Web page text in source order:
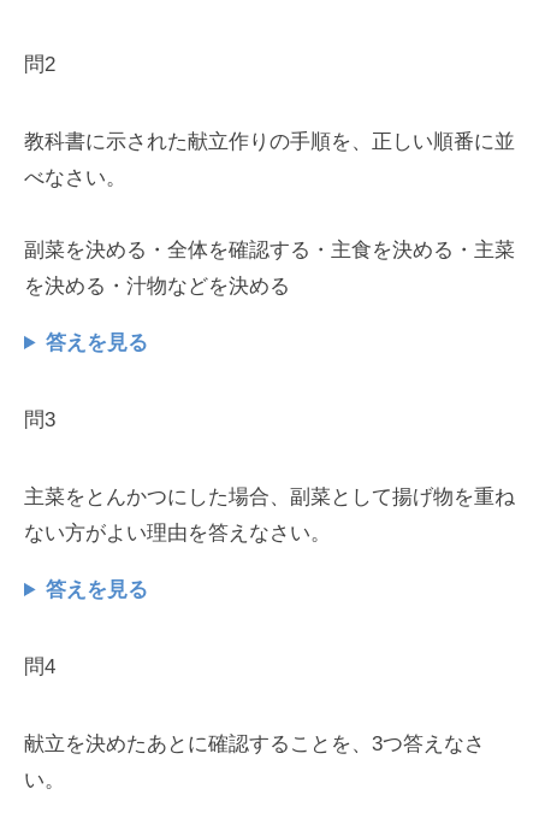
問2
教科書に示された献立作りの手順を、正しい順番に並
べなさい。
副菜を決める・全体を確認する・主食を決める・主菜
を決める・汁物などを決める
答えを見る
問3
主菜をとんかつにした場合、副菜として揚げ物を重ね
ない方がよい理由を答えなさい。
答えを見る
問4
献立を決めたあとに確認することを、3つ答えなさ
い。